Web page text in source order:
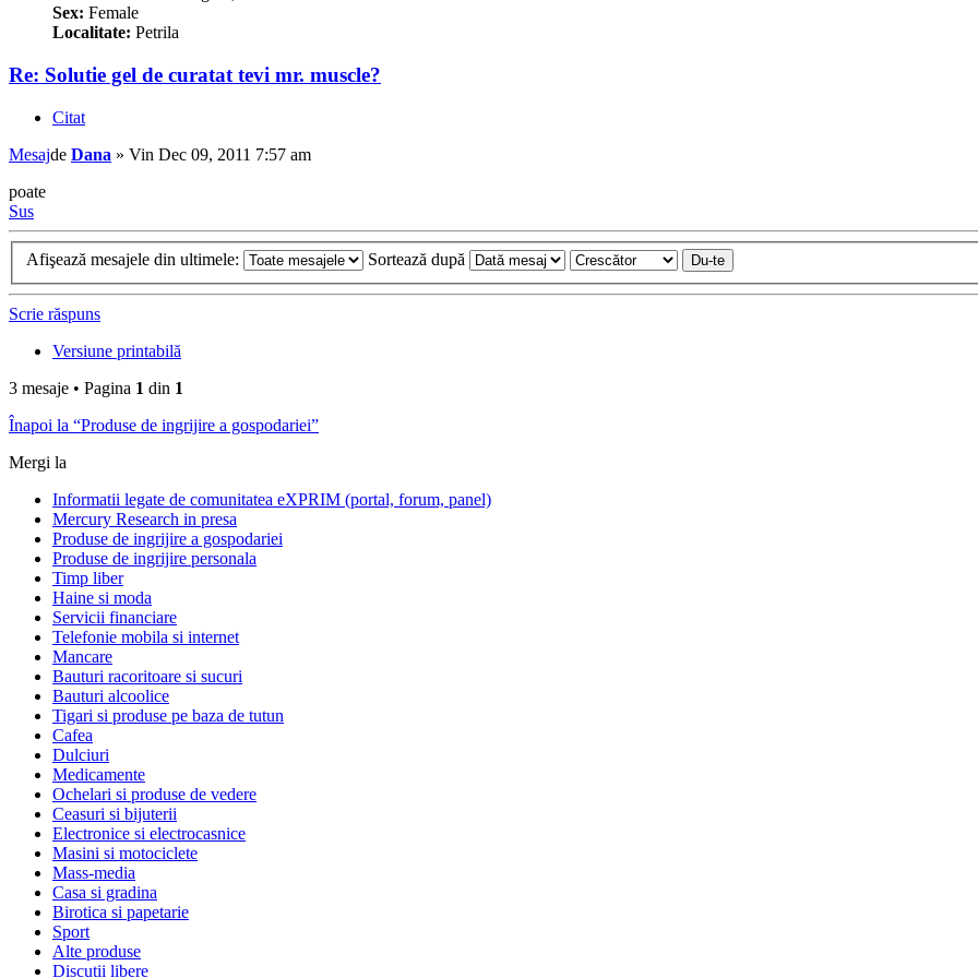
Sex: Female
Localitate: Petrila
Re: Solutie gel de curatat tevi mr. muscle?
Citat
Mesajde Dana » Vin Dec 09, 2011 7:57 am
poate
Sus
Afişează mesajele din ultimele: Sortează după
Scrie răspuns
Versiune printabilă
3 mesaje • Pagina 1 din 1
Înapoi la “Produse de ingrijire a gospodariei”
Mergi la
Informatii legate de comunitatea eXPRIM (portal, forum, panel)
Mercury Research in presa
Produse de ingrijire a gospodariei
Produse de ingrijire personala
Timp liber
Haine si moda
Servicii financiare
Telefonie mobila si internet
Mancare
Bauturi racoritoare si sucuri
Bauturi alcoolice
Tigari si produse pe baza de tutun
Cafea
Dulciuri
Medicamente
Ochelari si produse de vedere
Ceasuri si bijuterii
Electronice si electrocasnice
Masini si motociclete
Mass-media
Casa si gradina
Birotica si papetarie
Sport
Alte produse
Discutii libere